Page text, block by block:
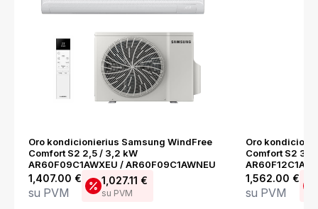
Oro kondicionierius Samsung WindFree
Comfort S2 2,5 / 3,2 kW
AR60F09C1AWXEU / AR60F09C1AWNEU
1,407.00 €
su PVM
1,027.11 €
su PVM
Oro
Comfort S2 3,5
1,562.00 €
su PVM